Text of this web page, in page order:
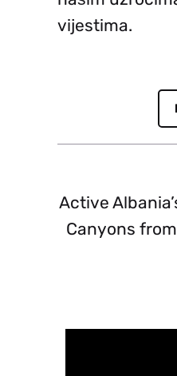
vijestima.
Active
Canyons